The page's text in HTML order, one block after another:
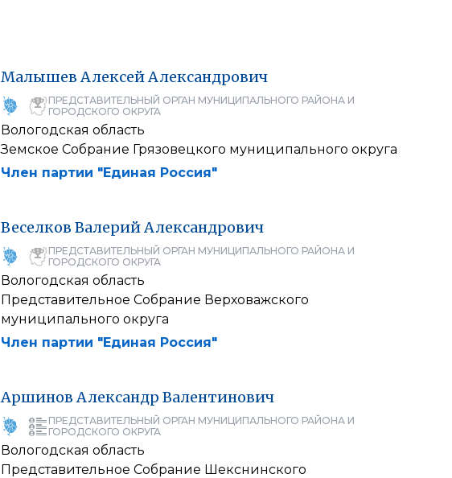
Малышев АлексейАлександрович
ПРЕДСТАВИТЕЛЬНЫЙ ОРГАН МУНИЦИПАЛЬНОГО РАЙОНА И
ГОРОДСКОГО ОКРУГА
Вологодская область
Земское Собрание Грязовецкого муниципального округа
Член партии "Единая Россия"
Веселков ВалерийАлександрович
ПРЕДСТАВИТЕЛЬНЫЙ ОРГАН МУНИЦИПАЛЬНОГО РАЙОНА И
ГОРОДСКОГО ОКРУГА
Вологодская область
Представительное Собрание Верховажского
муниципального округа
Член партии "Единая Россия"
Аршинов Александр Валентинович
ПРЕДСТАВИТЕЛЬНЫЙ ОРГАН МУНИЦИПАЛЬНОГО РАЙОНА И
ГОРОДСКОГО ОКРУГА
Вологодская область
Представительное Собрание Шекснинского